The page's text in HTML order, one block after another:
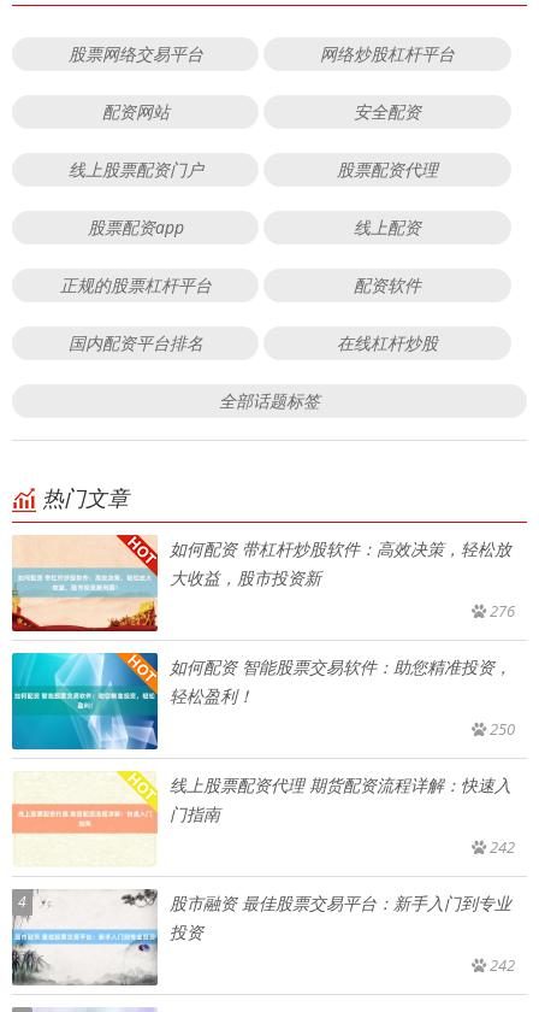
股票网络交易平台 网络炒股杠杆平台
配资网站 安全配资
线上股票配资门户 股票配资代理
股票配资app 线上配资
正规的股票杠杆平台 配资软件
国内配资平台排名 在线杠杆炒股
全部话题标签
热门文章
如何配资 带杠杆炒股软件：高效决策，轻松放
大收益，股市投资新
276
如何配资 智能股票交易软件：助您精准投资，
轻松盈利！
250
线上股票配资代理 期货配资流程详解：快速入
门指南
242
4
股市融资 最佳股票交易平台：新手入门到专业
投资
242